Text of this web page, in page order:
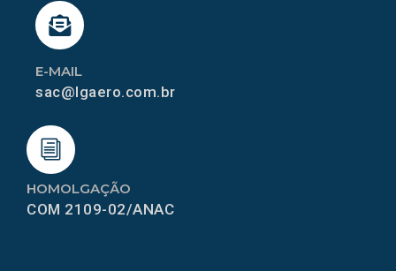
HOMOLGAÇÃO
COM 2109-02/ANAC
E-MAIL
sac@lgaero.com.br